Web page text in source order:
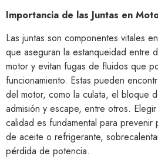
Importancia de las Juntas en
Las juntas son componentes vitales
que aseguran la estanqueidad entre
motor y evitan fugas de fluidos que
funcionamiento. Estas pueden
del motor, como la culata, el bloque
admisión y escape, entre otros.
calidad es fundamental para prevenir
de aceite o refrigerante,
pérdida de potencia.